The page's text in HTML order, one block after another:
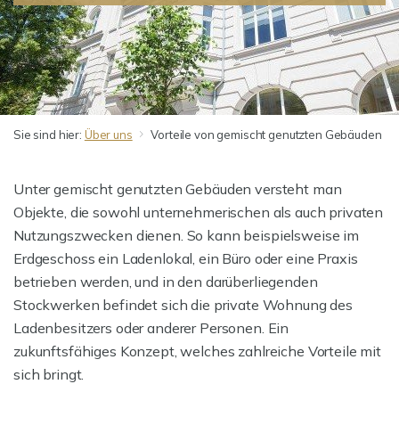
Sie sind hier: Über uns Vorteile von gemischt genutzten Gebäuden
Unter gemischt genutzten Gebäuden versteht man
Objekte, die sowohl unternehmerischen als auch privaten
Nutzungszwecken dienen. So kann beispielsweise im
Erdgeschoss ein Ladenlokal, ein Büro oder eine Praxis
betrieben werden, und in den darüberliegenden
Stockwerken befindet sich die private Wohnung des
Ladenbesitzers oder anderer Personen. Ein
zukunftsfähiges Konzept, welches zahlreiche Vorteile mit
sich bringt.